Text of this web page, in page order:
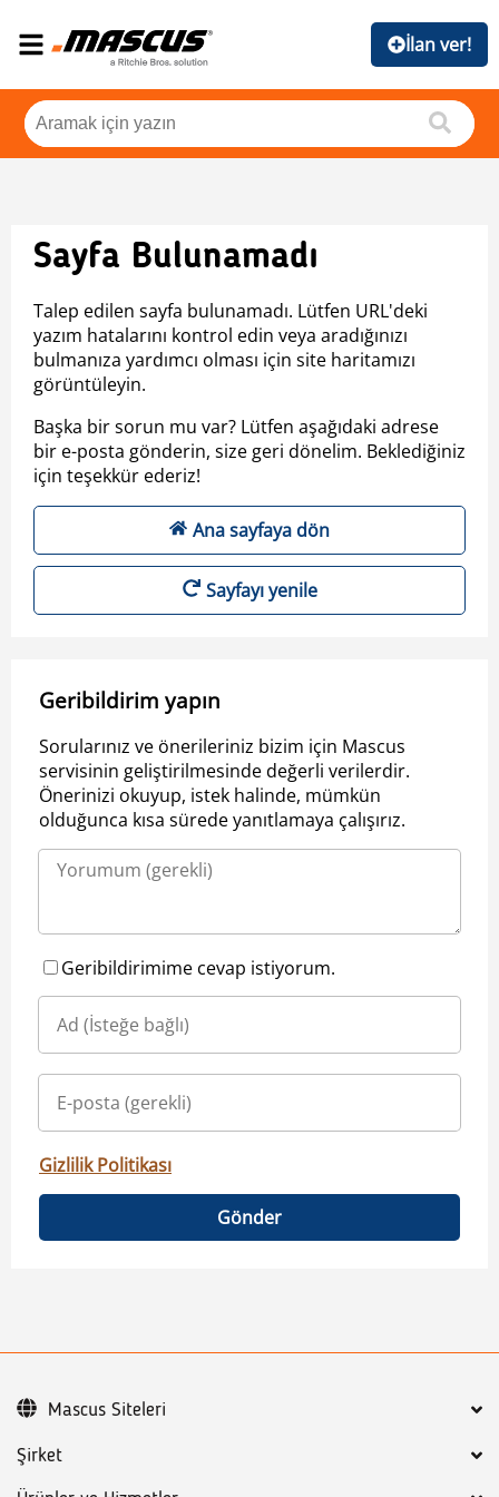
İlan ver!
Sayfa Bulunamadı
Talep edilen sayfa bulunamadı. Lütfen URL'deki
yazım hatalarını kontrol edin veya aradığınızı
bulmanıza yardımcı olması için site haritamızı
görüntüleyin.
Başka bir sorun mu var? Lütfen aşağıdaki adrese
bir e-posta gönderin, size geri dönelim. Beklediğiniz
için teşekkür ederiz!
Ana sayfaya dön
Sayfayı yenile
Geribildirim yapın
Sorularınız ve önerileriniz bizim için Mascus
servisinin geliştirilmesinde değerli verilerdir.
Önerinizi okuyup, istek halinde, mümkün
olduğunca kısa sürede yanıtlamaya çalışırız.
Geribildirimime cevap istiyorum.
Gizlilik Politikası
Gönder
Şirket
Mascus Siteleri